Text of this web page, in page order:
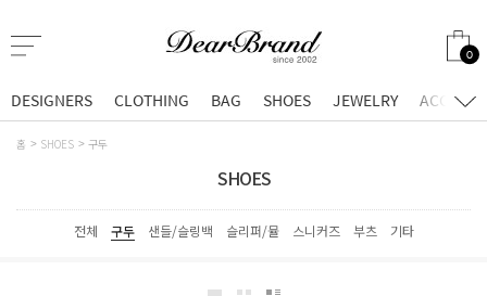
0
DESIGNERS CLOTHING BAG SHOES JEWELRY
홈 SHOES 구두
SHOES
전체 구두 샌들/슬링백 슬리퍼/뮬 스니커즈 부츠 기타